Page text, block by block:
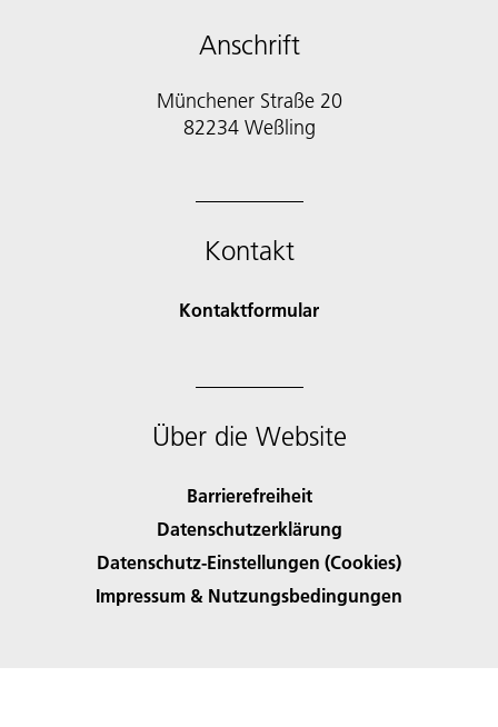
Anschrift
Münchener Straße 20
82234 Weßling
Kontakt
Kontaktformular
Über die Website
Barrierefreiheit
Datenschutzerklärung
Datenschutz-Einstellungen (Cookies)
Impressum & Nutzungsbedingungen